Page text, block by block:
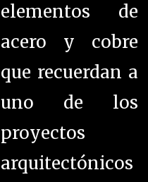
elementos de
acero y cobre
que recuerdan a
uno de los
proyectos
arquitectónicos